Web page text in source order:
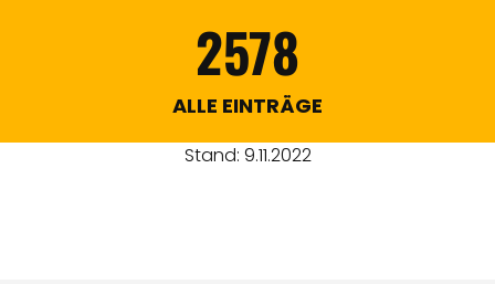
2578
ALLE EINTRÄGE
Stand: 9.11.2022